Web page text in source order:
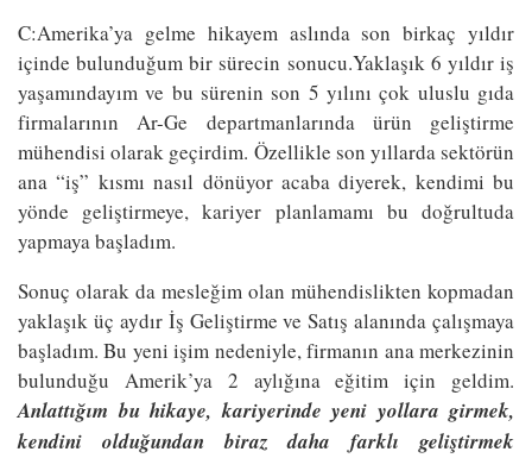
C:Amerika’ya gelme hikayem aslında son birkaç yıldır
içinde bulunduğum bir sürecin sonucu.Yaklaşık 6 yıldır iş
yaşamındayım ve bu sürenin son 5 yılını çok uluslu gıda
firmalarının Ar-Ge departmanlarında ürün geliştirme
mühendisi olarak geçirdim. Özellikle son yıllarda sektörün
ana “iş” kısmı nasıl dönüyor acaba diyerek, kendimi bu
yönde geliştirmeye, kariyer planlamamı bu doğrultuda
yapmaya başladım.
Sonuç olarak da mesleğim olan mühendislikten kopmadan
yaklaşık üç aydır İş Geliştirme ve Satış alanında çalışmaya
başladım. Bu yeni işim nedeniyle, firmanın ana merkezinin
bulunduğu Amerik’ya 2 aylığına eğitim için geldim.
Anlattığım bu hikaye, kariyerinde yeni yollara girmek,
kendini olduğundan biraz daha farklı geliştirmek